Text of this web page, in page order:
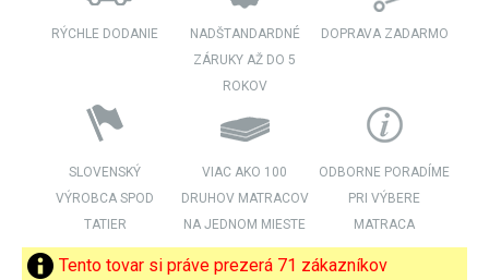
RÝCHLE DODANIE
NADŠTANDARDNÉ
ZÁRUKY AŽ DO 5
ROKOV
DOPRAVA ZADARMO
SLOVENSKÝ
VÝROBCA SPOD
TATIER
VIAC AKO 100
DRUHOV MATRACOV
NA JEDNOM MIESTE
ODBORNE PORADÍME
PRI VÝBERE
MATRACA
Tento tovar si práve prezerá 71 zákazníkov